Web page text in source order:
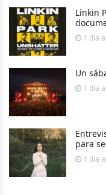
Linkin
1 día
Un
1 día
para
1 día